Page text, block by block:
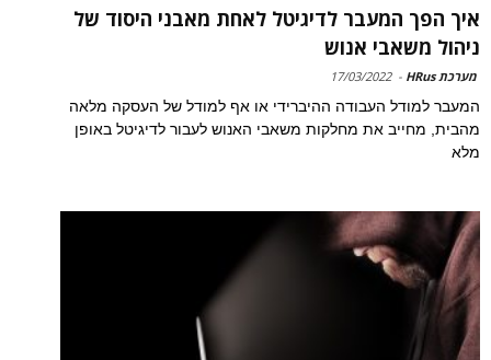
איך הפך המעבר לדיגיטל לאחת מאבני היסוד של
ניהול משאבי אנוש
מערכת HRus -
17/03/2022
המעבר למודל העבודה ההיברידי או אף למודל של העסקה מלאה
מהבית, מחייב את מחלקות משאבי האנוש לעבור לדיגיטל באופן
מלא